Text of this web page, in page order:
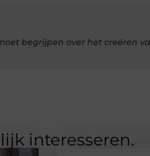
begrijpen over het creëren
interesseren.